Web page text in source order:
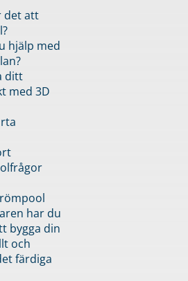
det att
hjälp med
ditt
med 3D
har du
bygga din
och
färdiga